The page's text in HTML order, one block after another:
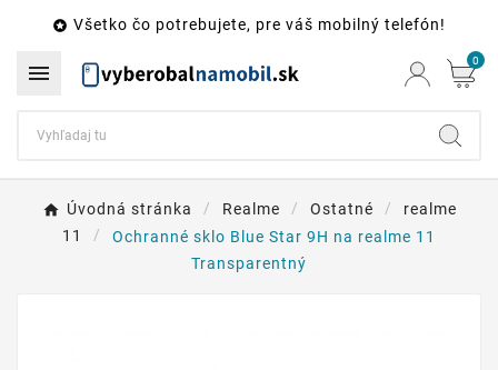
 Všetko čo potrebujete, pre váš mobilný telefón!
 0
Úvodná stránka Realme Ostatné
realme
11
Ochranné sklo Blue Star 9H na realme 11
Transparentný